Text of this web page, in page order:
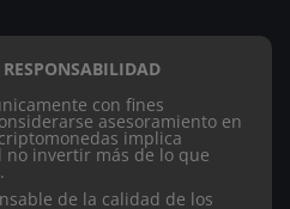
con fines
asesoramiento en
implica
no invertir más de lo que
de la calidad de los